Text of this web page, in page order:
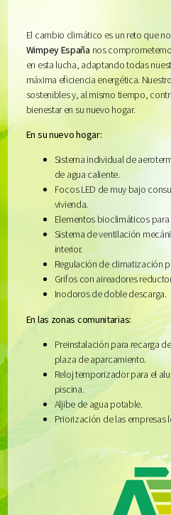
El cambio climático es un reto que
Wimpey España nos
en esta lucha, adaptando todas
máxima eficiencia energética.
sostenibles y, al mismo tiempo,
bienestar en su nuevo hogar.
En su nuevo hogar:
Sistema individual de
de agua caliente.
Focos LED de muy bajo
vivienda.
Elementos bioclimáticos
Sistema de ventilación
interior.
Regulación de climatización
Grifos con aireadores
Inodoros de doble descarga.
En las zonas comunitarias:
Preinstalación para recarga
plaza de aparcamiento.
Reloj temporizador para el
piscina.
Aljibe de agua potable.
Priorización de las empresas